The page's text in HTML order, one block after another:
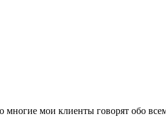
мои клиенты говорят обо